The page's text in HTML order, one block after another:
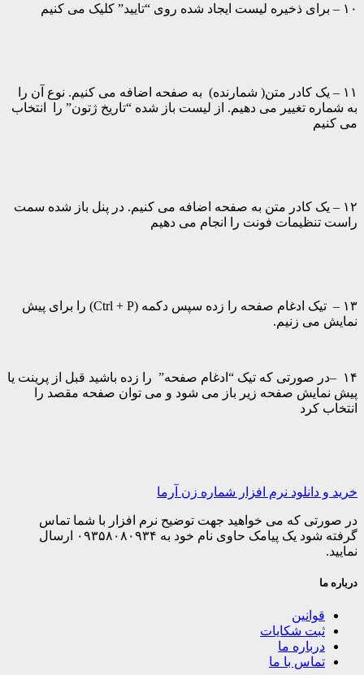
۱۰ – برای ذخیره لیست ایجاد شده روی “تایید” کلیک می کنیم
۱۱ – یک کادر متن( شمارنده) به صفحه اضافه می کنیم. نوع آن را
به شماره تغییر می دهیم. از لیست باز شده “تاریخ ژتون” را انتخاب
می کنیم
۱۲ – یک کادر متن به صفحه اضافه می کنیم. در پنل باز شده سمت
راست تنظیمات فونت را انجام می دهیم
۱۳ – تیک ادغام صفحه را زده سپس دکمه (Ctrl + P) را برای پیش
نمایش می زنیم.
۱۴ –در صورتی که تیک “ادغام صفحه” را زده باشید قبل از پرینت یا
پیش نمایش صفحه زیر باز می شود و می توان صفحه مقصد را
انتخاب کرد
خرید و دانلود نرم افزار شماره زن آرما
در صورتی که می خواهید جهت توضیح نرم افزار با شما تماس
گرفته شود یک پیامک حاوی نام خود به ۰۹۳۵۸۰۸۰۹۳۴ ارسال
نمایید.
درباره ما
قوانین
ثبت شکایات
درباره ما
تماس با ما